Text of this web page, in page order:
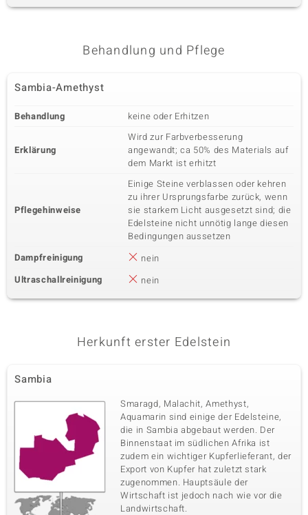
Behandlung und Pflege
Sambia-Amethyst
Behandlung keine oder Erhitzen
Erklärung
Wird zur Farbverbesserung
angewandt; ca 50% des Materials auf
dem Markt ist erhitzt
Pflegehinweise
Einige Steine verblassen oder kehren
zu ihrer Ursprungsfarbe zurück, wenn
sie starkem Licht ausgesetzt sind; die
Edelsteine nicht unnötig lange diesen
Bedingungen aussetzen
Dampfreinigung
nein
Ultraschallreinigung
nein
Herkunft erster Edelstein
Sambia
Smaragd, Malachit, Amethyst,
Aquamarin sind einige der Edelsteine,
die in Sambia abgebaut werden. Der
Binnenstaat im südlichen Afrika ist
zudem ein wichtiger Kupferlieferant, der
Export von Kupfer hat zuletzt stark
zugenommen. Hauptsäule der
Wirtschaft ist jedoch nach wie vor die
Landwirtschaft.